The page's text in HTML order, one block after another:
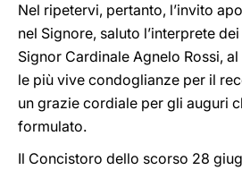
Nel ripetervi, pertanto, l’invito
nel Signore, saluto l’interprete
Signor Cardinale Agnelo Rossi,
le più vive condoglianze per il
un grazie cordiale per gli auguri
formulato.
Il Concistoro dello scorso 28